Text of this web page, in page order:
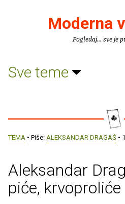
Moderna
Pogledaj... sve je
Sve teme
TEMA • Piše: ALEKSANDAR DRAGAŠ •
Aleksandar
piće, krvoproliće